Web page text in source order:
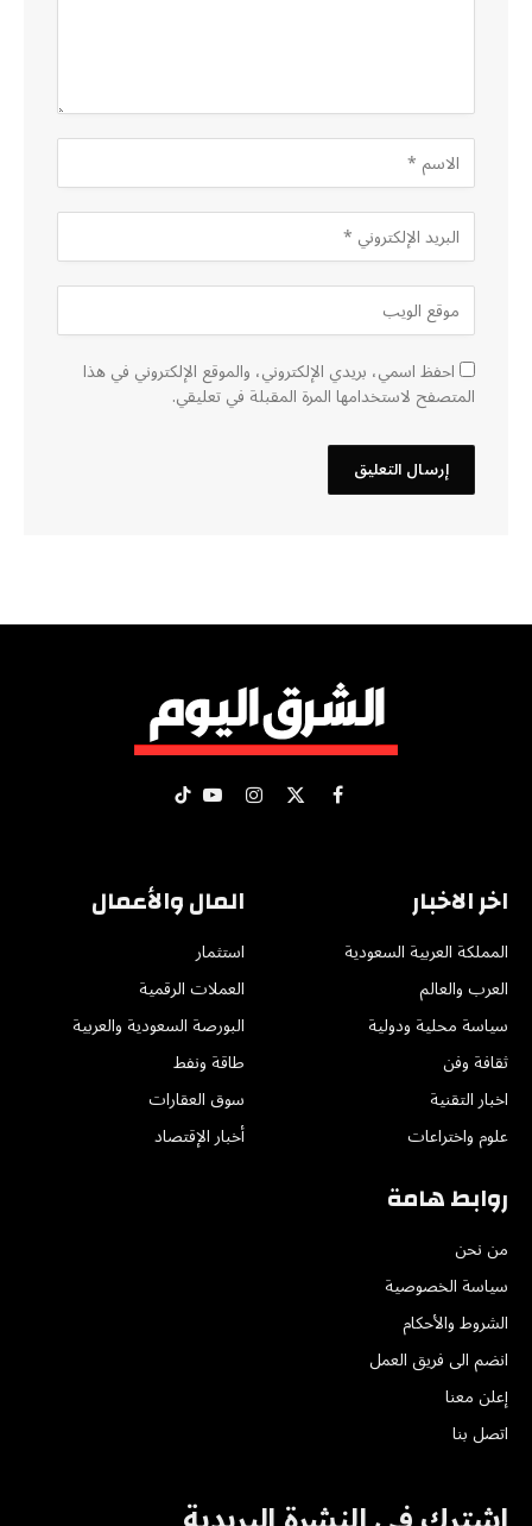
احفظ اسمي، بريدي الإلكتروني، والموقع الإلكتروني في هذا
المتصفح لاستخدامها المرة المقبلة في تعليقي.
فيسبوك
X الانستغراميوتيوبتيكتوك
اخر الاخبار
المملكة العربية السعودية
العرب والعالم
سياسة محلية ودولية
ثقافة وفن
اخبار التقنية
علوم واختراعات
المال والأعمال
استثمار
العملات الرقمية
البورصة السعودية والعربية
طاقة ونفط
سوق العقارات
أخبار الإقتصاد
روابط هامة
من نحن
سياسة الخصوصية
الشروط والأحكام
انضم الى فريق العمل
إعلن معنا
اتصل بنا